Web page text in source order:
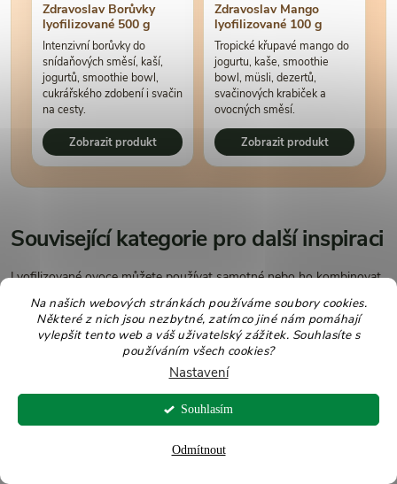
Na našich webových stránkách používáme soubory cookies.
Některé z nich jsou nezbytné, zatímco jiné nám pomáhají
vylepšit tento web a váš uživatelský zážitek. Souhlasíte s
používáním všech cookies?
Nastavení
Odmítnout
Souhlasím
Zdravoslav Borůvky
lyofilizované 500 g
Intenzivní borůvky do
snídaňových směsí, kaší,
jogurtů, smoothie bowl,
cukrářského zdobení i svačin
na cesty.
Zobrazit produkt
Zdravoslav Mango
lyofilizované 100 g
Tropické křupavé mango do
jogurtu, kaše, smoothie
bowl, müsli, dezertů,
svačinových krabiček a
ovocných směsí.
Zobrazit produkt
Související kategorie pro další inspiraci
Lyofilizované ovoce můžete používat samotné nebo ho kombinovat
s vločkami, ořechy, semínky, jogurtem, tvarohem a surovinami na
domácí pečení. Křupavé plody jsou nejlepší na posyp, prášky zase
do krémů a těst.
Mrazem sušené ovoce
Křupavé lyofilizované plody, kousky a prášky do snídaní,